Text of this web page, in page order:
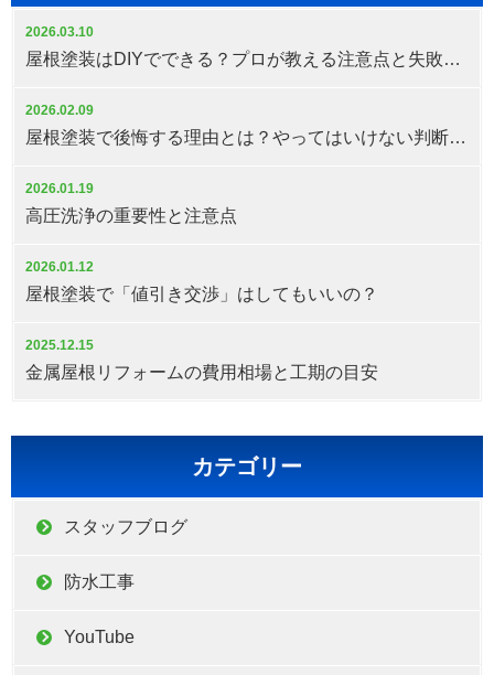
2026.03.10
屋根塗装はDIYでできる？プロが教える注意点と失敗しない判断基準
2026.02.09
屋根塗装で後悔する理由とは？やってはいけない判断と対策
2026.01.19
高圧洗浄の重要性と注意点
2026.01.12
屋根塗装で「値引き交渉」はしてもいいの？
2025.12.15
金属屋根リフォームの費用相場と工期の目安
カテゴリー
スタッフブログ
防水工事
YouTube